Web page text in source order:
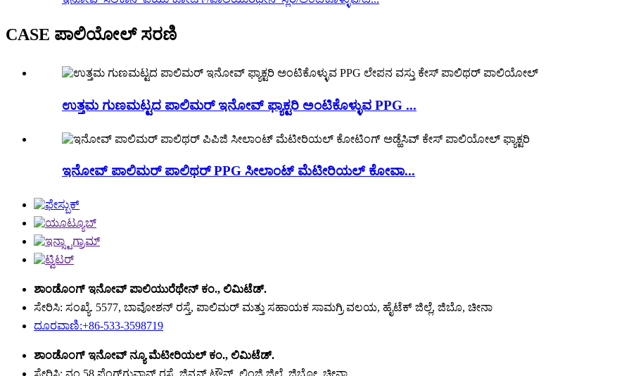
CASE ಪಾಲಿಯೋಲ್ ಸರಣಿ
ಉತ್ತಮ ಗುಣಮಟ್ಟದ ಪಾಲಿಮರ್ ಇನೋವ್ ಫ್ಯಾಕ್ಟರಿ ಅಂಟಿಕೊಳ್ಳುವ PPG ...
ಇನೋವ್ ಪಾಲಿಮರ್ ಪಾಲಿಥರ್ PPG ಸೀಲಾಂಟ್ ಮೆಟೀರಿಯಲ್ ಕೋವಾ...
ಶಾಂಡೊಂಗ್ ಇನೋವ್ ಪಾಲಿಯುರೆಥೇನ್ ಕಂ., ಲಿಮಿಟೆಡ್.
ಸೇರಿಸಿ: ಸಂಖ್ಯೆ. 5577, ಬಾವೋಶನ್ ರಸ್ತೆ, ಪಾಲಿಮರ್ ಮತ್ತು ಸಹಾಯಕ ಸಾಮಗ್ರಿ ವಲಯ, ಹೈಟೆಕ್ ಜಿಲ್ಲೆ, ಜಿಬೊ, ಚೀನಾ
ದೂರವಾಣಿ:+86-533-3598719
ಶಾಂಡೊಂಗ್ ಇನೋವ್ ನ್ಯೂ ಮೆಟೀರಿಯಲ್ ಕಂ., ಲಿಮಿಟೆಡ್.
ಸೇರಿಸಿ: ನಂ.58 ಫೆಂಗ್‌ಗುವಾನ್ ರಸ್ತೆ, ಜಿನ್ಶನ್ ಟೌನ್, ಲಿಂಜಿ ಜಿಲ್ಲೆ, ಜಿಬೋ, ಚೀನಾ